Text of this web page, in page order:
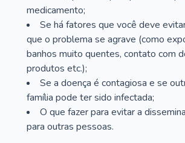
medicamento;
Se há fatores que você deve
que o problema se agrave (como
banhos muito quentes, contato com
produtos etc.);
Se a doença é contagiosa e se
família pode ter sido infectada;
O que fazer para evitar a
para outras pessoas.